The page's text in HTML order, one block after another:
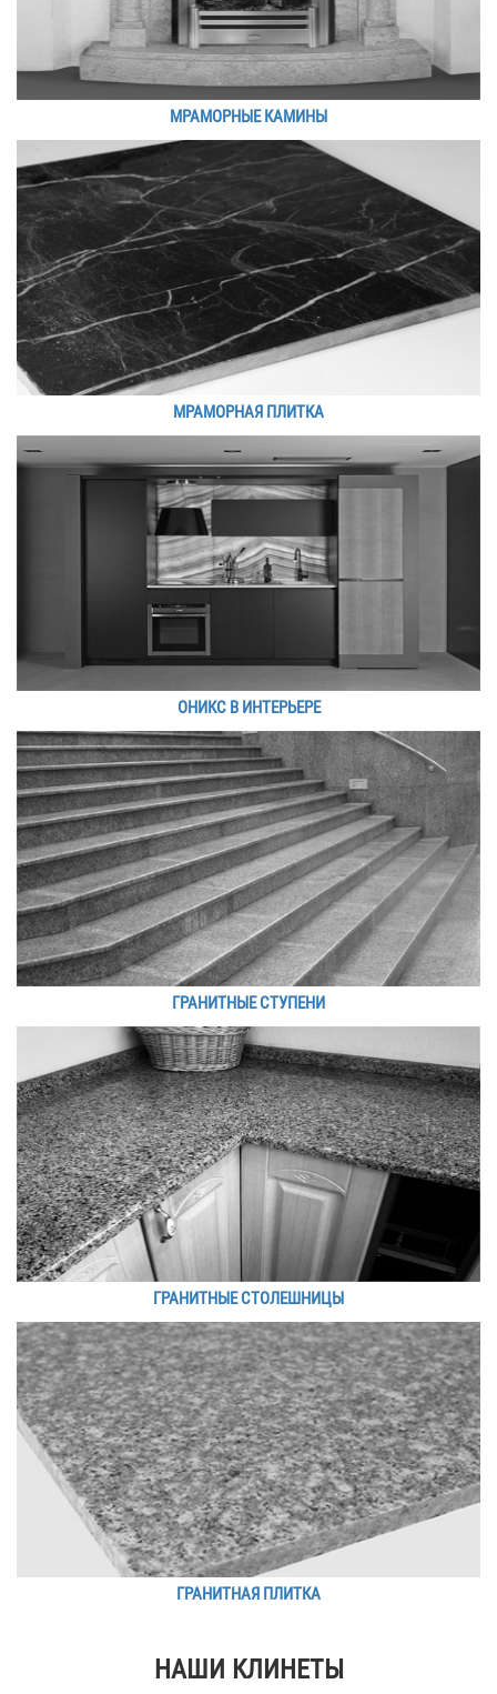
МРАМОРНЫЕ КАМИНЫ
МРАМОРНАЯ ПЛИТКА
ОНИКС В ИНТЕРЬЕРЕ
ГРАНИТНЫЕ СТУПЕНИ
ГРАНИТНЫЕ СТОЛЕШНИЦЫ
ГРАНИТНАЯ ПЛИТКА
НАШИ КЛИНЕТЫ